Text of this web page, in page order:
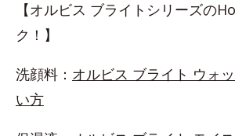
【オルビス ブライトシリーズの
ク！】
洗顔料： オルビス ブライト ウォ
い方